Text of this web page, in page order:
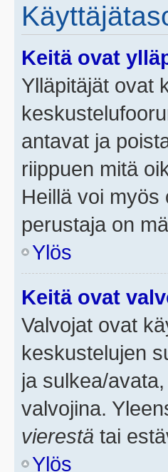
Keitä ovat
Ylläpitäjät ovat
antavat ja
riippuen mitä
Heillä voi myös
perustaja on
Ylös
Keitä ovat
Valvojat ovat
keskustelujen
ja sulkea/
valvojina.
vierestä tai
Ylös